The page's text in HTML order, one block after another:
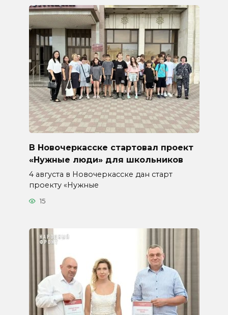
В Новочеркасске стартовал проект
«Нужные люди» для школьников
4 августа в Новочеркасске дан старт
проекту «Нужные
15